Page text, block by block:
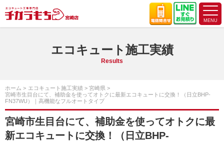
エコキュート施工実績
Results
ホーム エコキュート施工実績
宮崎県
宮崎市生目台にて、補助金を使ってオトクに最新エコキュートに交換！（日立BHP-
FN37WU）｜高機能なフルオートタイプ
宮崎市生目台にて、補助金を使ってオトクに最
新エコキュートに交換！（日立BHP-